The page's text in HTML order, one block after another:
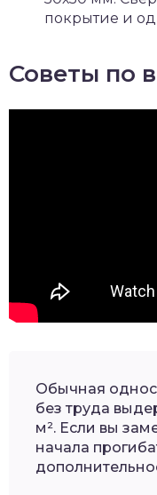
покрытие и
Советы по
Обычная
без труда
м². Если вы
начала